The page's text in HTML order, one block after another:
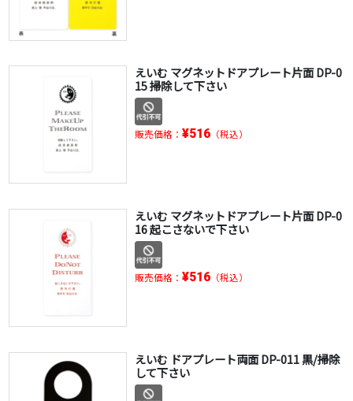
えいむ マグネットドアプレート片面 DP-0
15 掃除して下さい
販売価格： ¥516（税込）
えいむ マグネットドアプレート片面 DP-0
16 起こさないで下さい
販売価格： ¥516（税込）
えいむ ドアプレート両面 DP-011 黒/掃除
して下さい